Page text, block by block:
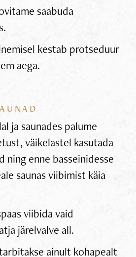
saabuda
kestab protseduur
aega.
ja saunades palume
väikelastel kasutada
ning enne basseinidesse
saunas viibimist käia
viibida vaid
järelvalve all.
ainult kohapealt